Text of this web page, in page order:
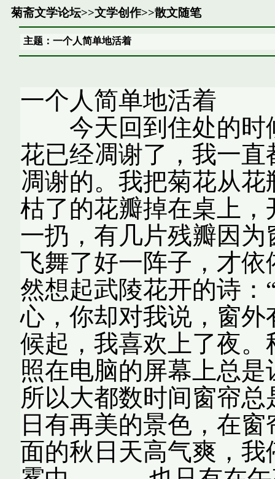
菊斋文学论坛>>文学创作>>散文随笔
主题：一个人简单地活着
一个人
今天回到住处的时
花已经凋谢了，我一
凋谢的。我把菊花从
枯了的花瓣掉在桌上
一扔，有几片残瓣因
飞舞了好一阵子，才
然想起武陵花开的诗
心，你却对我说，窗
候起，我喜欢上了夜
照在电脑的屏幕上总
所以大都数时间窗帘
日有再美的景色，在
面的秋日天高气爽，